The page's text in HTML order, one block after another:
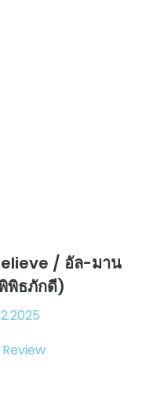
/ อัล-มาน
พิธภักดี)